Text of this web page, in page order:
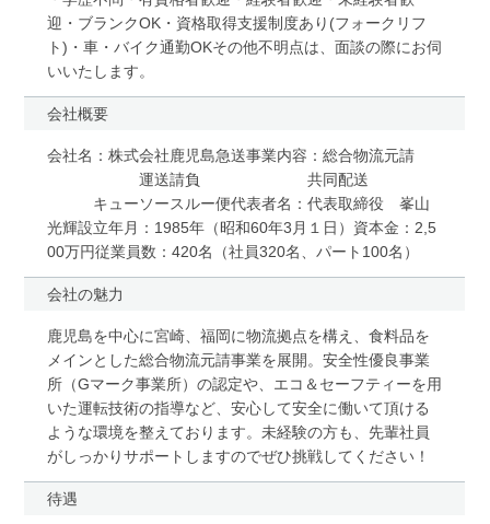
迎・ブランクOK・資格取得支援制度あり(フォークリフ
ト)・車・バイク通勤OKその他不明点は、面談の際にお伺
いいたします。
会社概要
会社名：株式会社鹿児島急送事業内容：総合物流元請
運送請負 共同配送
キューソースルー便代表者名：代表取締役 峯山
光輝設立年月：1985年（昭和60年3月１日）資本金：2,5
00万円従業員数：420名（社員320名、パート100名）
会社の魅力
鹿児島を中心に宮崎、福岡に物流拠点を構え、食料品を
メインとした総合物流元請事業を展開。安全性優良事業
所（Gマーク事業所）の認定や、エコ＆セーフティーを用
いた運転技術の指導など、安心して安全に働いて頂ける
ような環境を整えております。未経験の方も、先輩社員
がしっかりサポートしますのでぜひ挑戦してください！
待遇